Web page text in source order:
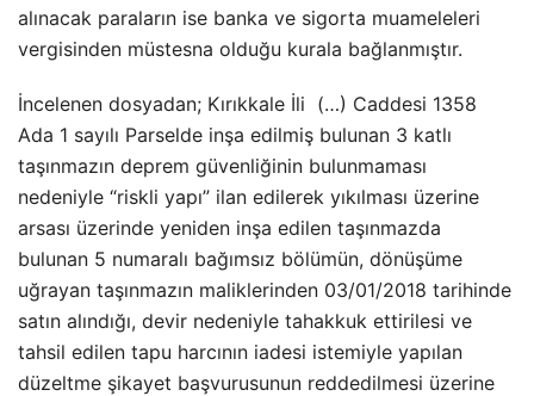
alınacak paraların ise banka ve sigorta muameleleri
vergisinden müstesna olduğu kurala bağlanmıştır.
İncelenen dosyadan; Kırıkkale İli (…) Caddesi 1358
Ada 1 sayılı Parselde inşa edilmiş bulunan 3 katlı
taşınmazın deprem güvenliğinin bulunmaması
nedeniyle “riskli yapı” ilan edilerek yıkılması üzerine
arsası üzerinde yeniden inşa edilen taşınmazda
bulunan 5 numaralı bağımsız bölümün, dönüşüme
uğrayan taşınmazın maliklerinden 03/01/2018 tarihinde
satın alındığı, devir nedeniyle tahakkuk ettirilesi ve
tahsil edilen tapu harcının iadesi istemiyle yapılan
düzeltme şikayet başvurusunun reddedilmesi üzerine